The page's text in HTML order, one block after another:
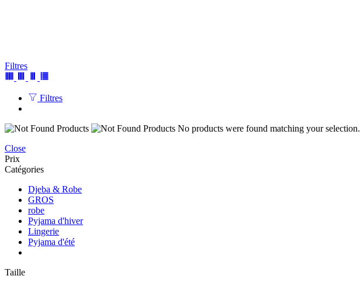
Filtres
Filtres
No products were found matching your selection.
Close
Prix
Catégories
Djeba & Robe
GROS
robe
Pyjama d'hiver
Lingerie
Pyjama d'été
Taille